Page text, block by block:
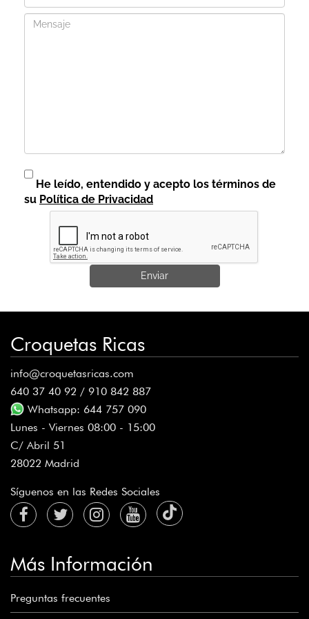
croquetas están muy buenas y además son de calidad.
Hemos notado un aumento de pedidos en el restaurante
de croquetas, desde que cambiamos de proveedor. Quiero
felicitaros por vuestro producto desde aquí aunque ya os lo
he dicho en varias ocasiones. Un saludo
Un espectáculo de croquetas !!! No pueden estar más ricas
jose antonio carpeño chavero
todas exquisitas,
Enrique
Mensaje
He leído, entendido y acepto los términos de
su Política de Privacidad
Enviar
Croquetas Ricas
info@croquetasricas.com
640 37 40 92 / 910 842 887
Whatsapp: 644 757 090
Lunes - Viernes 08:00 - 15:00
C/ Abril 51
28022 Madrid
Síguenos en las Redes Sociales
Más Información
Preguntas frecuentes